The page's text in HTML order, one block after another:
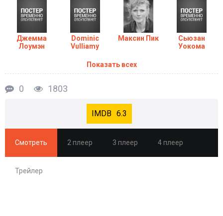
Джемма
Лоумэн
Dominic
Vulliamy
Максин Пик
Сьюзан
Уокома
Показать всех
0 1803
6.3
Смотреть 2 плеер 3 плеер 4 плеер
Трейлер